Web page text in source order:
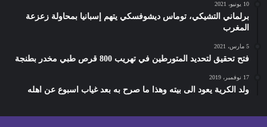
10 يونيو، 2021
برلماني التشيكي، توماس ديشوفسكي يتهم إسبانيا بمحاولة زعزعة
المغرب
5 مارس، 2021
فتح تحقيق لتحديد المتورطين في تهريب 800 قرص طبي مخدر بطنجة
17 نوفمبر، 2019
ولد الكرية يعود الى بيته وهذا ما صرح به بعد غياب اسبوع عن اهله